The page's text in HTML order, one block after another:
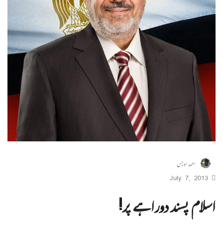
احمد اویس
July 7, 2013
اسلام پسند دوراہے پر!